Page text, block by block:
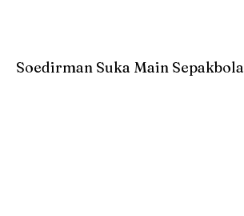
Soedirman Suka Main Sepakbola